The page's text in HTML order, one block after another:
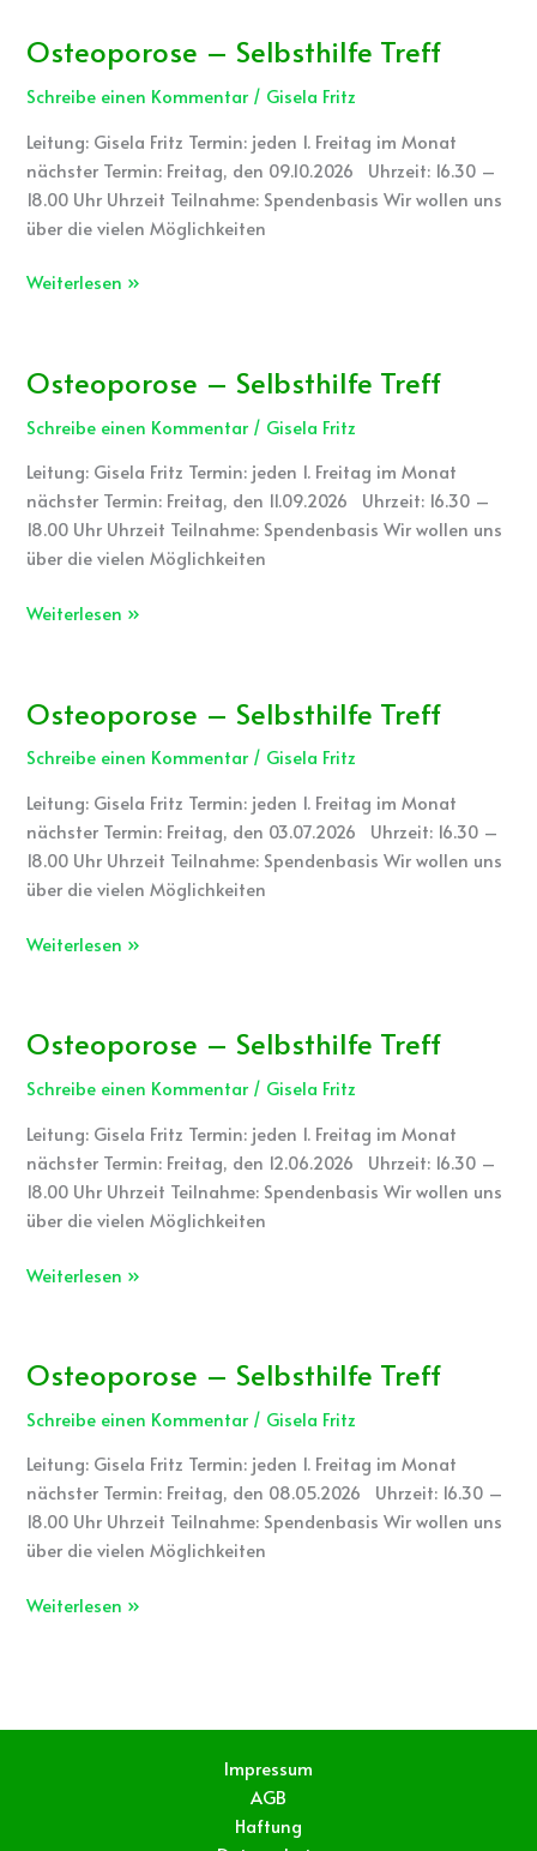
Osteoporose – Selbsthilfe Treff
Schreibe einen Kommentar / Gisela Fritz
Leitung: Gisela Fritz Termin: jeden 1. Freitag im Monat
nächster Termin: Freitag, den 09.10.2026 Uhrzeit: 16.30 –
18.00 Uhr Uhrzeit Teilnahme: Spendenbasis Wir wollen uns
über die vielen Möglichkeiten
Osteoporose
Selbsthilfe
Treff
Weiterlesen »
Osteoporose – Selbsthilfe Treff
Schreibe einen Kommentar / Gisela Fritz
Leitung: Gisela Fritz Termin: jeden 1. Freitag im Monat
nächster Termin: Freitag, den 11.09.2026 Uhrzeit: 16.30 –
18.00 Uhr Uhrzeit Teilnahme: Spendenbasis Wir wollen uns
über die vielen Möglichkeiten
Osteoporose
Selbsthilfe
Treff
Weiterlesen »
Osteoporose – Selbsthilfe Treff
Schreibe einen Kommentar / Gisela Fritz
Leitung: Gisela Fritz Termin: jeden 1. Freitag im Monat
nächster Termin: Freitag, den 03.07.2026 Uhrzeit: 16.30 –
18.00 Uhr Uhrzeit Teilnahme: Spendenbasis Wir wollen uns
über die vielen Möglichkeiten
Osteoporose
Selbsthilfe
Treff
Weiterlesen »
Osteoporose – Selbsthilfe Treff
Schreibe einen Kommentar / Gisela Fritz
Leitung: Gisela Fritz Termin: jeden 1. Freitag im Monat
nächster Termin: Freitag, den 12.06.2026 Uhrzeit: 16.30 –
18.00 Uhr Uhrzeit Teilnahme: Spendenbasis Wir wollen uns
über die vielen Möglichkeiten
Osteoporose
Selbsthilfe
Treff
Weiterlesen »
Osteoporose – Selbsthilfe Treff
Schreibe einen Kommentar / Gisela Fritz
Leitung: Gisela Fritz Termin: jeden 1. Freitag im Monat
nächster Termin: Freitag, den 08.05.2026 Uhrzeit: 16.30 –
18.00 Uhr Uhrzeit Teilnahme: Spendenbasis Wir wollen uns
über die vielen Möglichkeiten
Osteoporose
Selbsthilfe
Treff
Weiterlesen »
Impressum
AGB
Haftung